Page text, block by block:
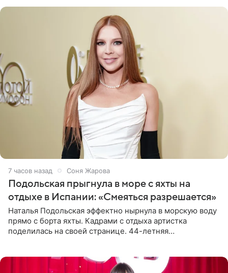
7 часов назад Соня Жарова
Подольская прыгнула в море с яхты на
отдыхе в Испании: «Смеяться разрешается»
Наталья Подольская эффектно нырнула в морскую воду
прямо с борта яхты. Кадрами с отдыха артистка
поделилась на своей странице. 44-летняя